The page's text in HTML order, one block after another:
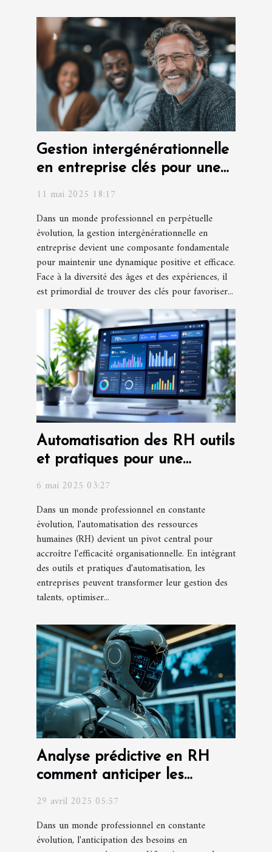
Gestion intergénérationnelle
en entreprise clés pour une
11 mai 2025 18:17
Dans un monde professionnel en perpétuelle
évolution, la gestion intergénérationnelle en
entreprise devient une composante fondamentale
pour maintenir une dynamique positive et efficace.
Face à la diversité des âges et des expériences, il
est primordial de trouver des clés pour favoriser...
Automatisation des RH outils
et pratiques pour une
gestion efficiente
6 mai 2025 03:27
Dans un monde professionnel en constante
évolution, l'automatisation des ressources
humaines (RH) devient un pivot central pour
accroître l'efficacité organisationnelle. En intégrant
des outils et pratiques d'automatisation, les
entreprises peuvent transformer leur gestion des
talents, optimiser...
Analyse prédictive en RH
comment anticiper les
besoins en recrutement
29 avril 2025 05:57
Dans un monde professionnel en constante
évolution, l'anticipation des besoins en